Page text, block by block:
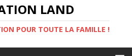
LAND
POUR TOUTE LA FAMILLE !